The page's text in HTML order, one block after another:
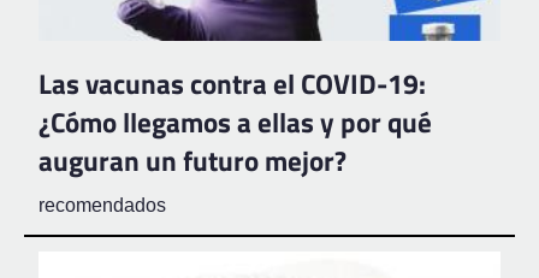
Las vacunas contra el COVID-19:
¿Cómo llegamos a ellas y por qué
auguran un futuro mejor?
recomendados